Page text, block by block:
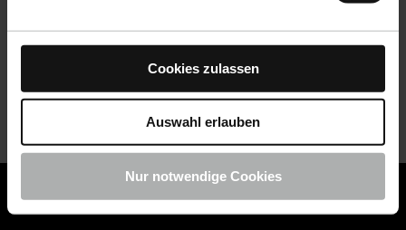
Cookies zulassen
Auswahl erlauben
Nur notwendige Cookies
COLOURLOCK ist jetzt Teil von KochChemie -
COLOURLOCK Produkte shoppen